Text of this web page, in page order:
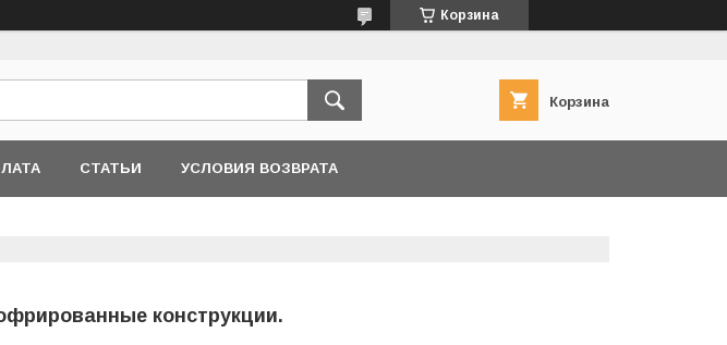
Корзина
Корзина
СТАТЬИ УСЛОВИЯ ВОЗВРАТА
конструкции.